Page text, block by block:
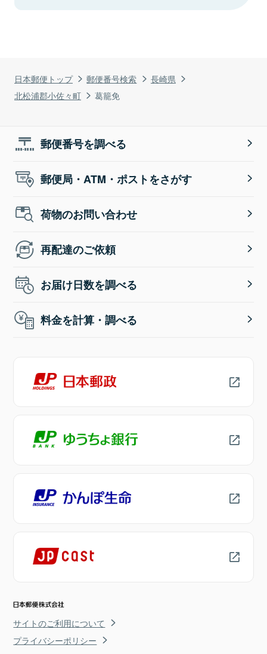
日本郵便トップ 郵便番号検索
長崎県
北松浦郡小佐々町
葛籠免
郵便番号を調べる
郵便局・ATM・ポストをさがす
荷物のお問い合わせ
再配達のご依頼
お届け日数を調べる
料金を計算・調べる
サイトのご利用について
プライバシーポリシー